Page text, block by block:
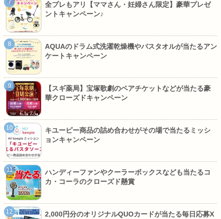
全プレもアリ【ママさん・妊婦さん限定】豪華プレゼ
ントキャンペーン♪
AQUAのドラム式洗濯乾燥機やバスタオルが当たるアン
ケートキャンペーン
【スギ薬局】宝塚歌劇のペアチケットなどが当たる豪
華クローズドキャンペーン
キユーピー商品の詰め合わせがその場で当たるミッシ
ョンキャンペーン
ハンディーファンやクーラーボックスなども当たるコ
カ・コーラのクローズド懸賞
2,000円分のオリジナルQUOカードが当たる毎日応募X